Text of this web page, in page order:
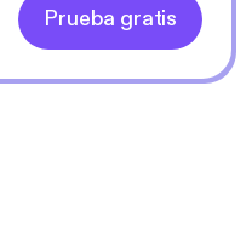
Prueba gratis